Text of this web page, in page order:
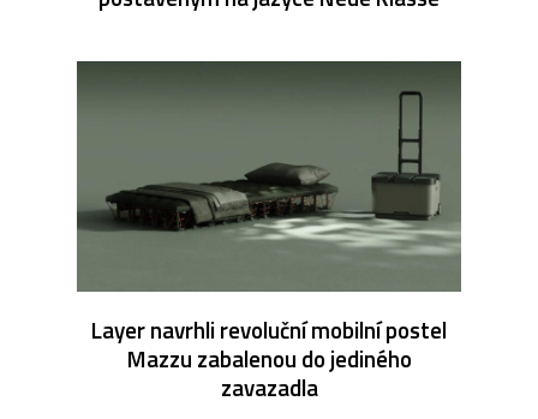
Layer navrhli revoluční mobilní postel
Mazzu zabalenou do jediného
zavazadla